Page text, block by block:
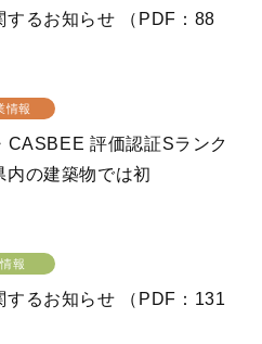
するお知らせ （PDF：88
情報
CASBEE 評価認証Sランク
内の建築物では初
報
するお知らせ （PDF：131